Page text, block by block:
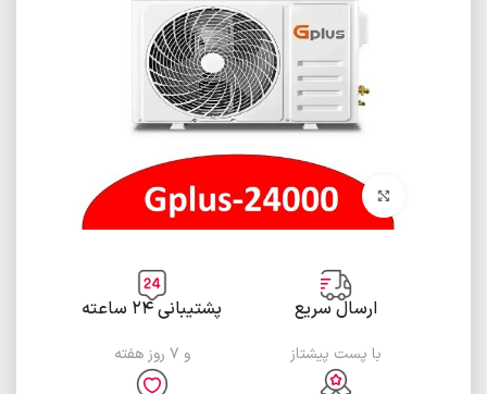
برای بزرگنمایی کلیک کنید
ارسال سریع
با پست پیشتاز
پشتیبانی ۲۴ ساعته
و ۷ روز هفته